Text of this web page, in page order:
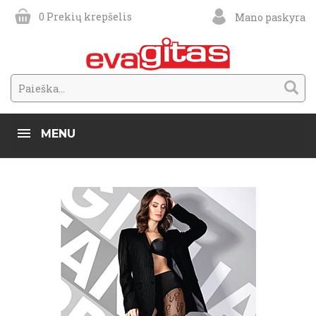
Mano paskyra
0 Prekių krepšelis
MENU
Gamintojai
Marilyn